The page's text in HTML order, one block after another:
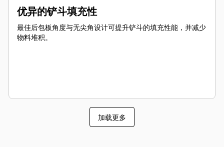
优异的铲斗填充性
最佳后包板角度与无尖角设计可提升铲斗的填充性能，并减少
物料堆积。
加载更多